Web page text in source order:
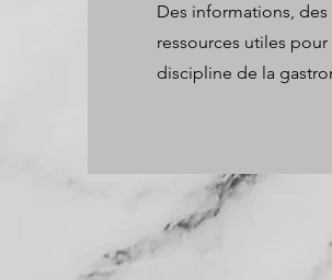
Des informations,
ressources utiles
discipline de la